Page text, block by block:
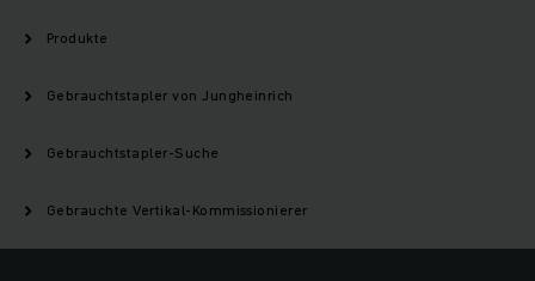
Produkte
Gebrauchtstapler von Jungheinrich
Gebrauchtstapler-Suche
Gebrauchte Vertikal-Kommissionierer